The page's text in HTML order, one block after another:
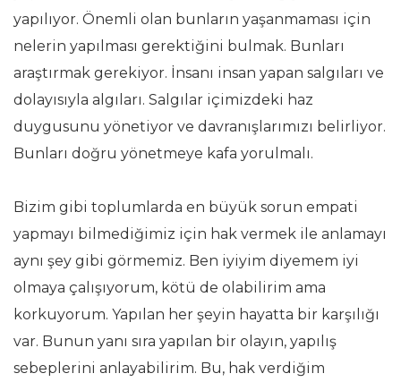
yapılıyor. Önemli olan bunların yaşanmaması için
nelerin yapılması gerektiğini bulmak. Bunları
araştırmak gerekiyor. İnsanı insan yapan salgıları ve
dolayısıyla algıları. Salgılar içimizdeki haz
duygusunu yönetiyor ve davranışlarımızı belirliyor.
Bunları doğru yönetmeye kafa yorulmalı.
Bizim gibi toplumlarda en büyük sorun empati
yapmayı bilmediğimiz için hak vermek ile anlamayı
aynı şey gibi görmemiz. Ben iyiyim diyemem iyi
olmaya çalışıyorum, kötü de olabilirim ama
korkuyorum. Yapılan her şeyin hayatta bir karşılığı
var. Bunun yanı sıra yapılan bir olayın, yapılış
sebeplerini anlayabilirim. Bu, hak verdiğim